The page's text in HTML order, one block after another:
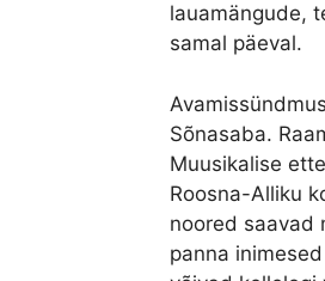
lauamängude,
samal päeval.
Sõnasaba.
Muusikalise
Roosna-Alliku
noored saavad
panna